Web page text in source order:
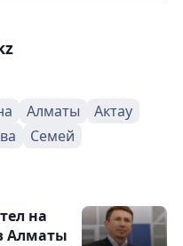
Алматы
Актау
Семей
на
Алматы